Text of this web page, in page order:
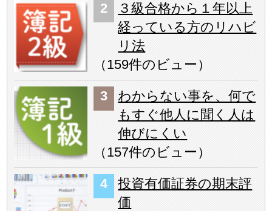
３級合格から１年以上
経っている方のリハビ
リ法
（159件のビュー ）
わからない事を、何で
もすぐ他人に聞く人は
伸びにくい
（157件のビュー ）
投資有価証券の期末評
価